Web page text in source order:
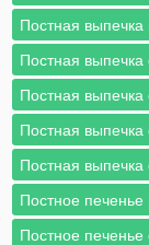
Постная выпечка
Постная
Постная
Постная выпечка
Постная
Постное
Постное